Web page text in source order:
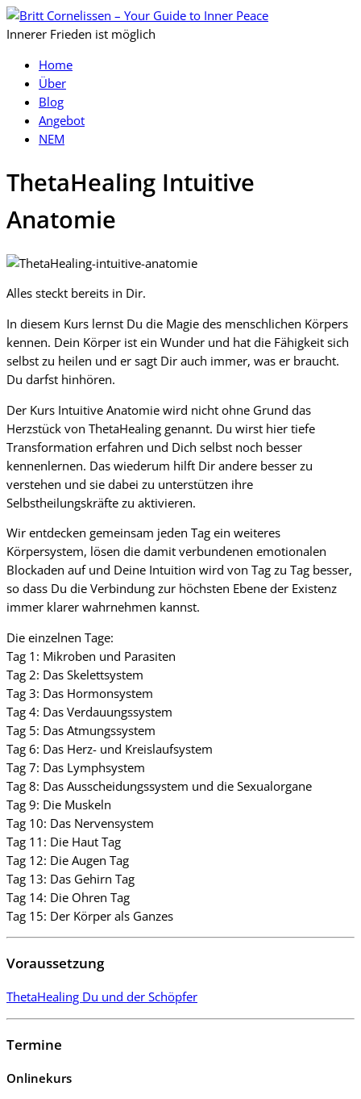
Innerer Frieden ist möglich
Home
Über
Blog
Angebot
NEM
ThetaHealing Intuitive
Anatomie
Alles steckt bereits in Dir.
In diesem Kurs lernst Du die Magie des menschlichen Körpers
kennen. Dein Körper ist ein Wunder und hat die Fähigkeit sich
selbst zu heilen und er sagt Dir auch immer, was er braucht.
Du darfst hinhören.
Der Kurs Intuitive Anatomie wird nicht ohne Grund das
Herzstück von ThetaHealing genannt. Du wirst hier tiefe
Transformation erfahren und Dich selbst noch besser
kennenlernen. Das wiederum hilft Dir andere besser zu
verstehen und sie dabei zu unterstützen ihre
Selbstheilungskräfte zu aktivieren.
Wir entdecken gemeinsam jeden Tag ein weiteres
Körpersystem, lösen die damit verbundenen emotionalen
Blockaden auf und Deine Intuition wird von Tag zu Tag besser,
so dass Du die Verbindung zur höchsten Ebene der Existenz
immer klarer wahrnehmen kannst.
Die einzelnen Tage:
Tag 1: Mikroben und Parasiten
Tag 2: Das Skelettsystem
Tag 3: Das Hormonsystem
Tag 4: Das Verdauungssystem
Tag 5: Das Atmungssystem
Tag 6: Das Herz- und Kreislaufsystem
Tag 7: Das Lymphsystem
Tag 8: Das Ausscheidungssystem und die Sexualorgane
Tag 9: Die Muskeln
Tag 10: Das Nervensystem
Tag 11: Die Haut Tag
Tag 12: Die Augen Tag
Tag 13: Das Gehirn Tag
Tag 14: Die Ohren Tag
Tag 15: Der Körper als Ganzes
Voraussetzung
ThetaHealing Du und der Schöpfer
Termine
Onlinekurs